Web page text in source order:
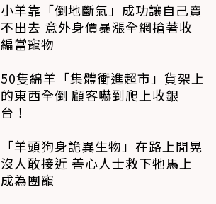
小羊靠「倒地斷氣」成功讓自己賣
不出去 意外身價暴漲全網搶著收
編當寵物
50隻綿羊「集體衝進超市」貨架上
的東西全倒 顧客嚇到爬上收銀
台！
「羊頭狗身詭異生物」在路上閒晃
沒人敢接近 善心人士救下牠馬上
成為團寵